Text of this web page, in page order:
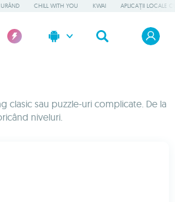
CHILL WITH YOU KWAI APLICAȚII LOCALE
clasic sau puzzle-uri complicate. De la
niveluri.